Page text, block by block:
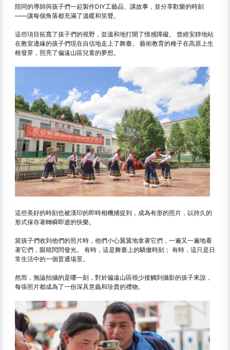
陪同的導師與孩子們一起製作DIY工藝品、講故事，並分享歡樂的時刻
——讓每個角落都充滿了溫暖和笑聲。
這些項目拓寬了孩子們的視野，並溫和地打開了情感障礙。 曾經安靜地站
在教室邊緣的孩子們現在自信地走上了舞臺。 藝術教育的種子在高原上生
根發芽，照亮了偏遠山區兒童的夢想。
這些美好的時刻也被漢印的即時相機捕捉到，成為有形的照片，以持久的
形式保存著轉瞬即逝的快樂。
當孩子們收到他們的照片時，他們小心翼翼地拿著它們，一遍又一遍地看
著它們，眼睛閃閃發光。 有時，這是舞臺上的驕傲時刻； 有時，這只是日
常生活中的一個普通場景。
然而，無論拍攝的是哪一刻，對於偏遠山區很少接觸到攝影的孩子來說，
每張照片都成為了一份深具意義和珍貴的禮物。